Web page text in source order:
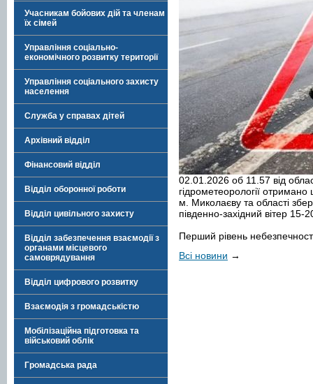
Учасникам бойових дій та членам
їх сімей
Управління соціально-
економічного розвитку території
Управління соціального захисту
населення
Служба у справах дітей
Архівний відділ
Фінансовий відділ
Відділ оборонної роботи
Відділ цивільного захисту
Відділ забезпечення взаємодії з
органами місцевого
самоврядування
Відділ цифрового розвитку
Взаємодія з громадськістю
Мобілізаційна підготовка та
військовий облік
Громадська рада
02.01.2026 об 11.57 від
гідрометеорології
м. Миколаєву та області
південно-західний вітер 15-
Перший рівень
Всі новини →